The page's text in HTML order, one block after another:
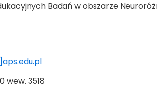
Badań w obszarze
wew. 3518